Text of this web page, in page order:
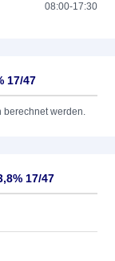
08:00-17:30
17/47
berechnet werden.
17/47